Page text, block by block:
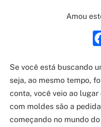
Amou
Se você está buscando
seja, ao mesmo tempo,
conta, você veio ao
com moldes são a
começando no mundo